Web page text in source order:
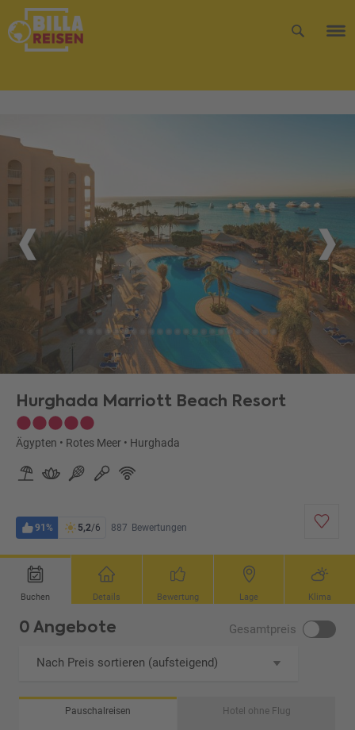
Hurghada Marriott Beach Resort
Ägypten • Rotes Meer • Hurghada
91% 5,2/6 887 Bewertungen
Buchen Details Bewertung Lage Klima
0 Angebote Gesamtpreis
Nach Preis sortieren (aufsteigend)
Pauschalreisen Hotel ohne Flug